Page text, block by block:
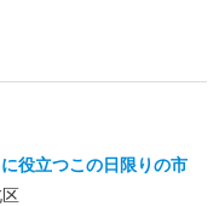
役立つこの日限りの市